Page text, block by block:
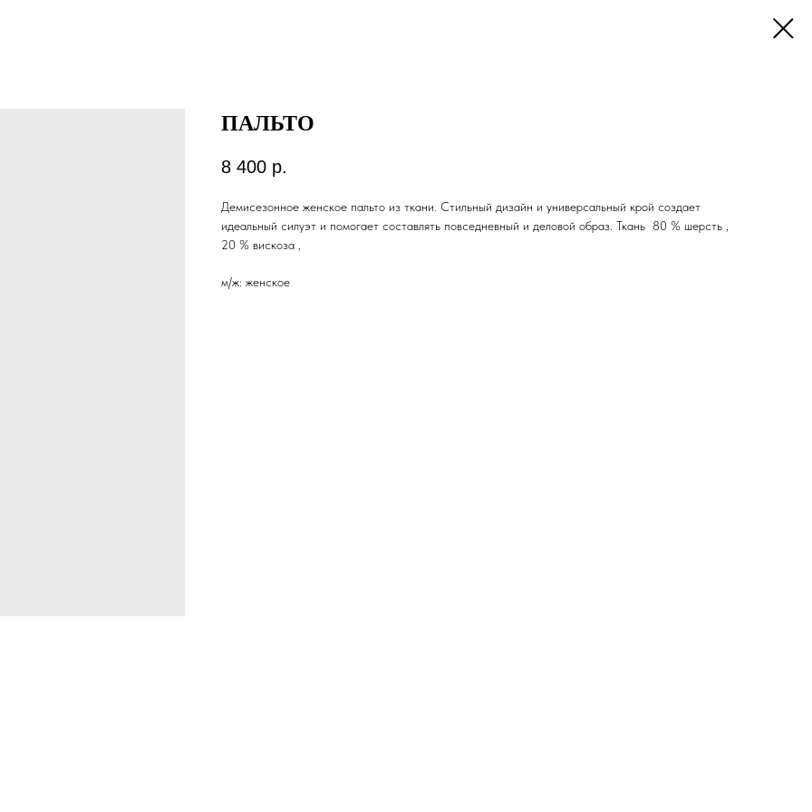
ПАЛЬТО
8 400 р.
Демисезонное женское пальто из ткани. Стильный дизайн и универсальный крой создает
идеальный силуэт и помогает составлять повседневный и деловой образ. Ткань 80 % шерсть ,
20 % вискоза ,
м/ж: женское